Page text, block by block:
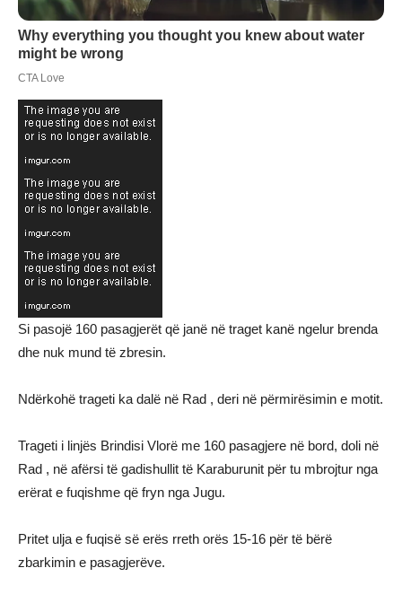
Si pasojë 160 pasagjerët që janë në traget kanë ngelur brenda
dhe nuk mund të zbresin.
Ndërkohë trageti ka dalë në Rad , deri në përmirësimin e motit.
Trageti i linjës Brindisi Vlorë me 160 pasagjere në bord, doli në
Rad , në afërsi të gadishullit të Karaburunit për tu mbrojtur nga
erërat e fuqishme që fryn nga Jugu.
Pritet ulja e fuqisë së erës rreth orës 15-16 për të bërë
zbarkimin e pasagjerëve.